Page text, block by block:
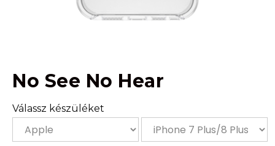
No See No Hear
Válassz készüléket